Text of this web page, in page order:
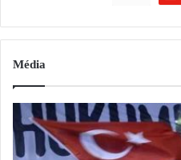
Média